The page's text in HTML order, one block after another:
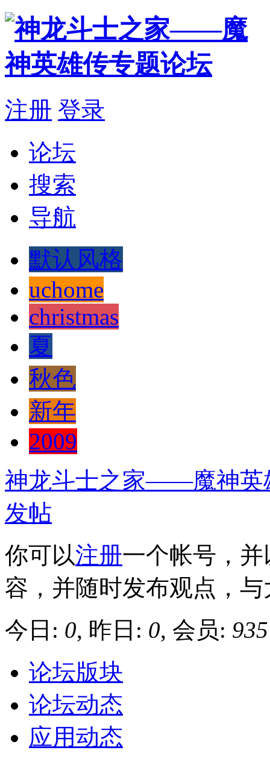
注册 登录
论坛
搜索
导航
默认风格
uchome
christmas
夏
秋色
新年
2009
神龙斗士之家——魔神英
发帖
你可以注册一个帐号，并
容，并随时发布观点，
今日: 0, 昨日: 0, 会员: 935
论坛版块
论坛动态
应用动态